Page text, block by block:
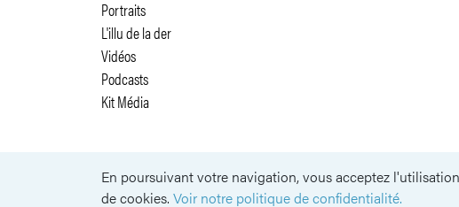
Portraits
L'illu de la der
Vidéos
Podcasts
Kit Média
SUIVEZ-NOUS
En poursuivant votre navigation, vous acceptez l'utilisation
de cookies. Voir notre politique de confidentialité.